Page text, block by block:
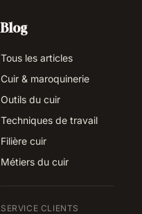
Blog
Tous les articles
Cuir & maroquinerie
Outils du cuir
Techniques de travail
Filière cuir
Métiers du cuir
SERVICE CLIENTS